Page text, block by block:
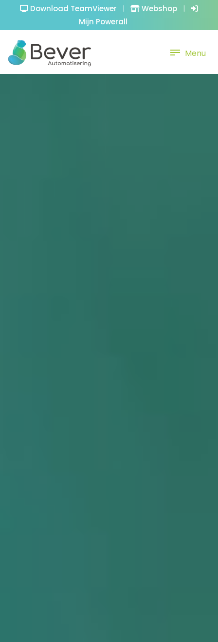
Download TeamViewer | Webshop |
Mijn Powerall
Menu